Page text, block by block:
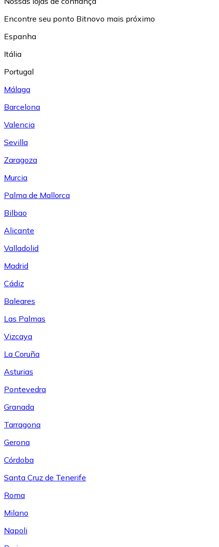
Encontre seu ponto Bitnovo mais próximo
Espanha
Itália
Portugal
Málaga
Barcelona
Valencia
Sevilla
Zaragoza
Murcia
Palma de Mallorca
Bilbao
Alicante
Valladolid
Madrid
Cádiz
Baleares
Las Palmas
Vizcaya
La Coruña
Asturias
Pontevedra
Granada
Tarragona
Gerona
Córdoba
Santa Cruz de Tenerife
Roma
Milano
Napoli